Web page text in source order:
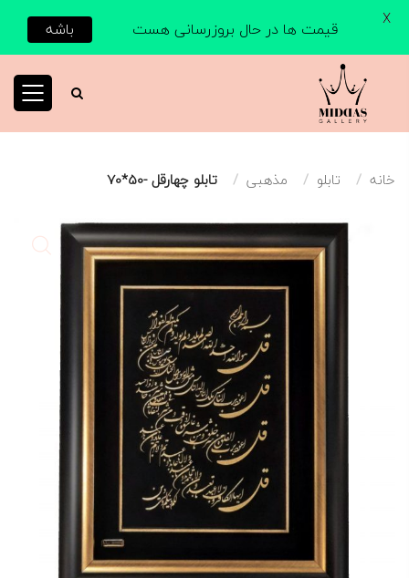
خانه تابلو مذهبی تابلو چهارقل -50*70
قیمت ها در حال بروزرسانی هست باشه X